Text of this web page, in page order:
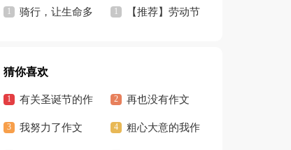
片段
骑行，让生命多 【推荐】劳动节
猜你喜欢
有关圣诞节的作
文
再也没有作文
700字
我努力了作文 粗心大意的我作